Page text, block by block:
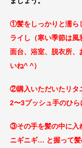
①髪をしっかりと濡ら
ライし（寒い季節は
面台、浴室、脱衣所、
いね^ ^）
②購入いただいたリタ
2〜3プッシュ手のひら
③その手を髪の中に入
ニギニギ… と握って